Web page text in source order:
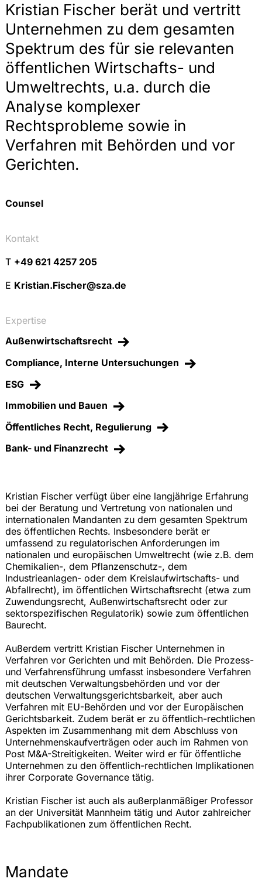
Kristian Fischer berät und vertritt
Unternehmen zu dem gesamten
Spektrum des für sie relevanten
öffentlichen Wirtschafts- und
Umweltrechts, u.a. durch die
Analyse komplexer
Rechtsprobleme sowie in
Verfahren mit Behörden und vor
Gerichten.
Kristian Fischer verfügt über eine langjährige Erfahrung
bei der Beratung und Vertretung von nationalen und
internationalen Mandanten zu dem gesamten Spektrum
des öffentlichen Rechts. Insbesondere berät er
umfassend zu regulatorischen Anforderungen im
nationalen und europäischen Umweltrecht (wie z.B. dem
Chemikalien-, dem Pflanzenschutz-, dem
Industrieanlagen- oder dem Kreislaufwirtschafts- und
Abfallrecht), im öffentlichen Wirtschaftsrecht (etwa zum
Zuwendungsrecht, Außenwirtschaftsrecht oder zur
sektorspezifischen Regulatorik) sowie zum öffentlichen
Baurecht.
Außerdem vertritt Kristian Fischer Unternehmen in
Verfahren vor Gerichten und mit Behörden. Die Prozess-
und Verfahrensführung umfasst insbesondere Verfahren
mit deutschen Verwaltungsbehörden und vor der
deutschen Verwaltungsgerichtsbarkeit, aber auch
Verfahren mit EU-Behörden und vor der Europäischen
Gerichtsbarkeit. Zudem berät er zu öffentlich-rechtlichen
Aspekten im Zusammenhang mit dem Abschluss von
Unternehmenskaufverträgen oder auch im Rahmen von
Post M&A-Streitigkeiten. Weiter wird er für öffentliche
Unternehmen zu den öffentlich-rechtlichen Implikationen
ihrer Corporate Governance tätig.
Kristian Fischer ist auch als außerplanmäßiger Professor
an der Universität Mannheim tätig und Autor zahlreicher
Fachpublikationen zum öffentlichen Recht.
Counsel
Kontakt
T +49 621 4257 205
E Kristian.Fischer@sza.de
Expertise
Außenwirtschaftsrecht
Compliance, Interne Untersuchungen
ESG
Immobilien und Bauen
Öffentliches Recht, Regulierung
Bank- und Finanzrecht
Mandate